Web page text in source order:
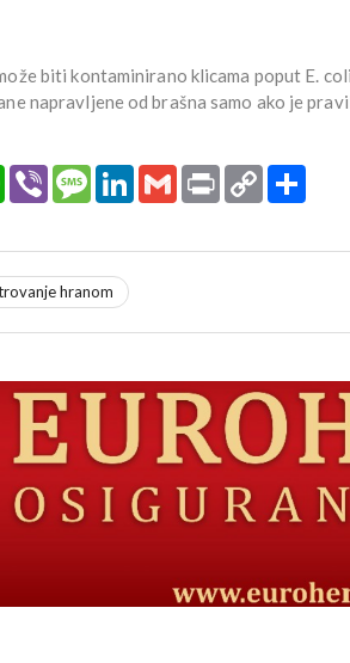
biti kontaminirano klicama poput E.
napravljene od brašna samo ako je
WhatsApp
Viber MessageLinkedInGmail Print Copy
Link
hranom